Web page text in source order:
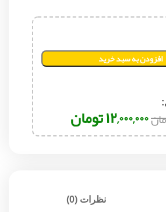
افزودن به سبد خرید
۱۲,۰۰۰,۰۰۰تومان
نظرات (0)